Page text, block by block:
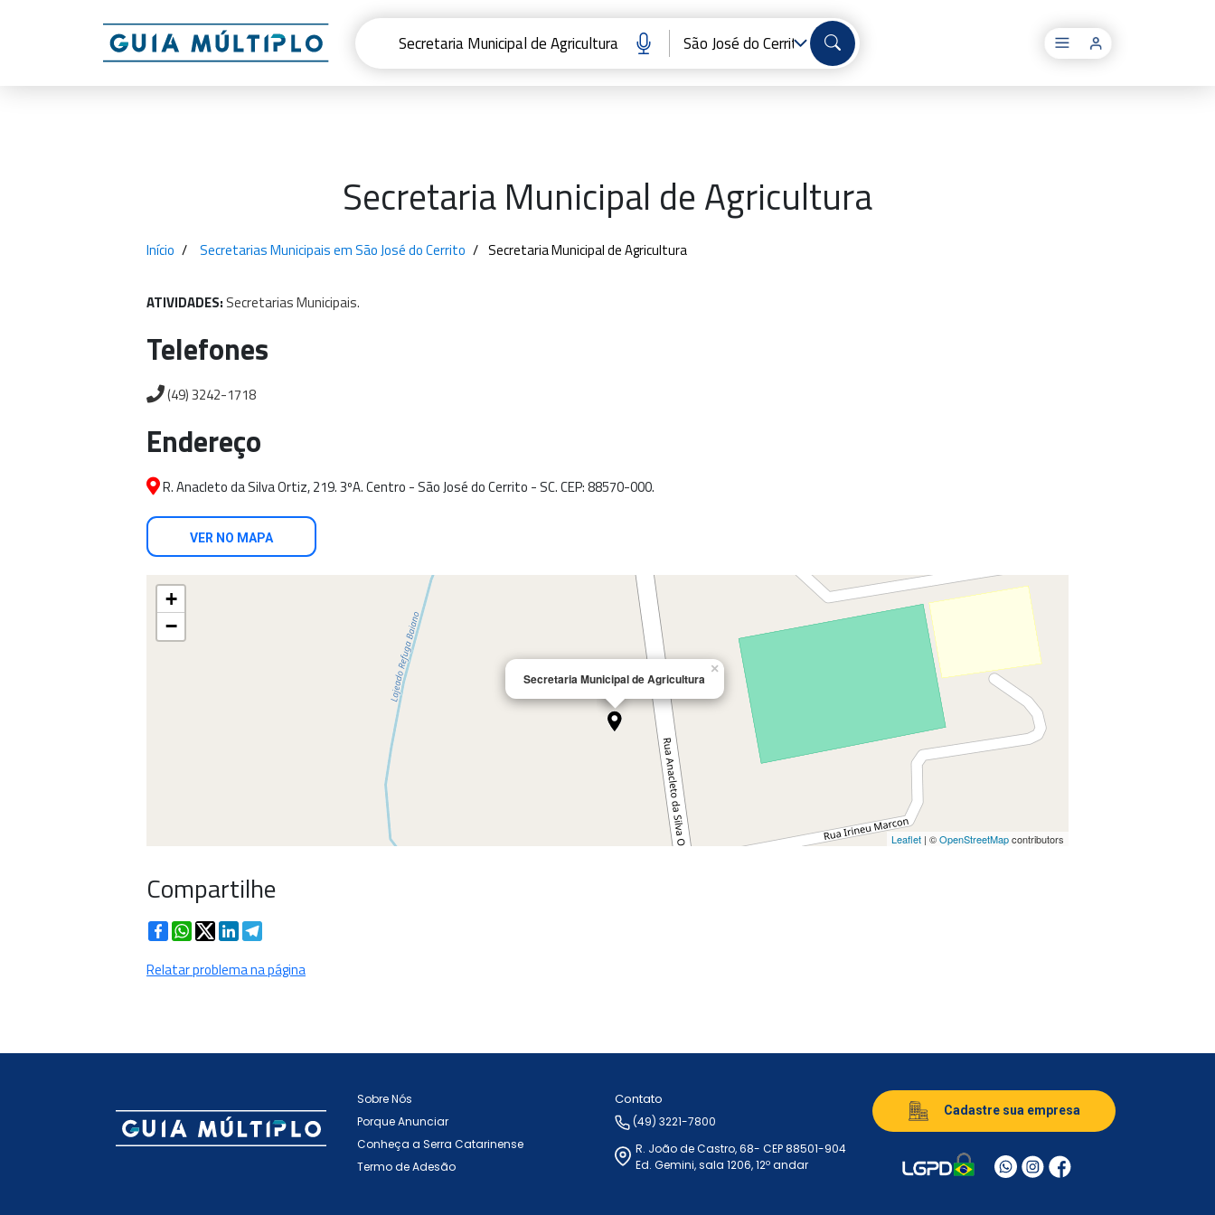
Secretaria Municipal de Agricultura
Início Secretarias Municipais em São José do Cerrito Secretaria Municipal de Agricultura
ATIVIDADES: SecretariasMunicipais.
Telefones
(49) 3242-1718
Endereço
R. Anacleto da Silva Ortiz, 219. 3ºA. Centro - São José do Cerrito - SC. CEP: 88570-000.
VER NO MAPA
Secretaria Municipal de Agricultura
×
+
−
Leaflet | ©OpenStreetMapcontributors
Compartilhe
FacebookWhatsApp
TwitterLinkedIn
Relatar problema na página
Sobre Nós
Porque Anunciar
Conheça a Serra Catarinense
Termo de Adesão
Contato
(49) 3221-7800
R. João de Castro, 68- CEP 88501-904
Ed. Gemini, sala 1206, 12º andar
Cadastre sua empresa